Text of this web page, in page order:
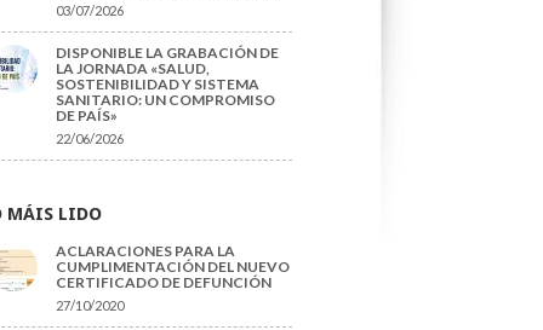
03/07/2026
DISPONIBLE LA GRABACIÓN DE
LA JORNADA «SALUD,
SOSTENIBILIDAD Y SISTEMA
SANITARIO: UN COMPROMISO
DE PAÍS»
22/06/2026
MÁIS LIDO
ACLARACIONES PARA LA
CUMPLIMENTACIÓN DEL NUEVO
CERTIFICADO DE DEFUNCIÓN
27/10/2020